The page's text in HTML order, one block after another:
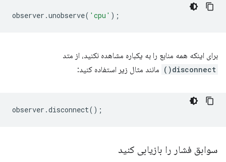
observer .unobserve( 'cpu' );
برای اینکه همه منابع را به یکباره مشاهده نکنید، از متد
disconnect() مانند مثال زیر استفاده کنید:
observer .disconnect();
سوابق فشار را بازیابی کنید